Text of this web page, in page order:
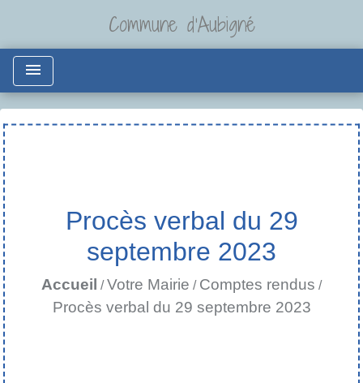
Commune d'Aubigné
menu
Procès verbal du 29
septembre 2023
Accueil /Votre Mairie / Comptes rendus /
Procès verbal du 29 septembre 2023